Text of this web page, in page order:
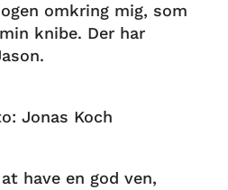
omkring mig, som
knibe. Der har
Jonas Koch
have en god ven,